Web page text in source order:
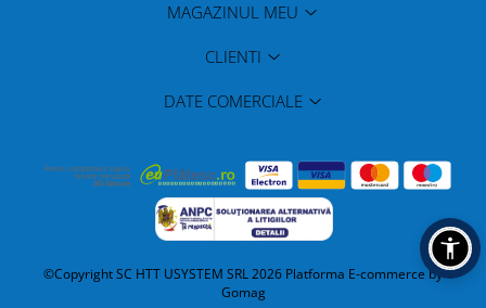
MAGAZINUL MEU
CLIENTI
DATE COMERCIALE
©Copyright SC HTT USYSTEM SRL 2026 Platforma E-commerce by
Gomag